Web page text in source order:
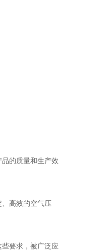
的质量和生产效
高效的空气压
要求，被广泛应